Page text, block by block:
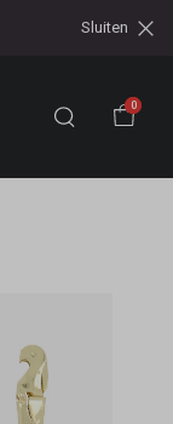
Sluiten
0